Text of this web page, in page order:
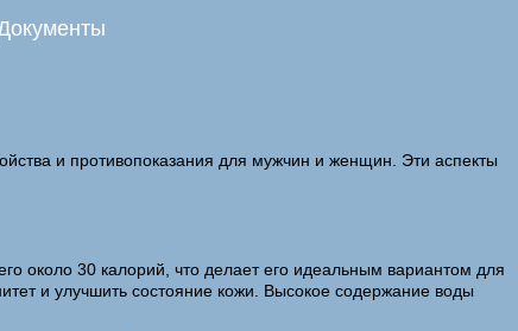
и противопоказания для мужчин и женщин. Эти аспекты
около 30 калорий, что делает его идеальным вариантом для
и улучшить состояние кожи. Высокое содержание воды